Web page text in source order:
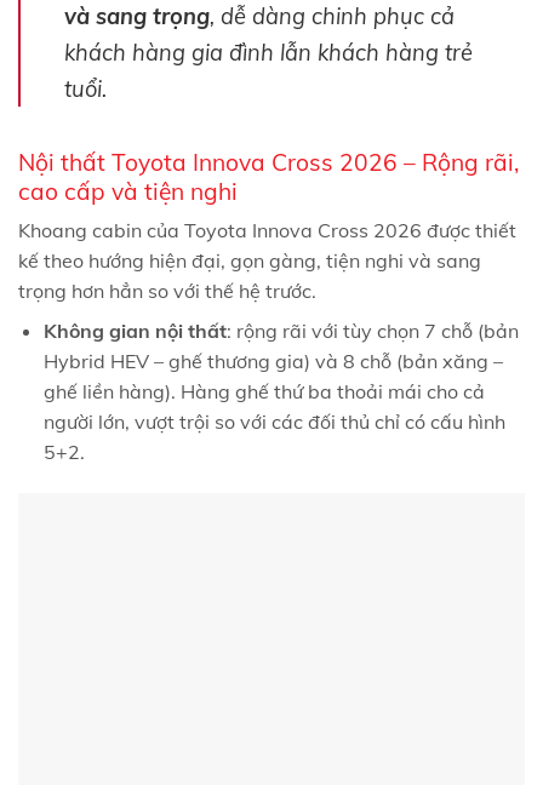
và sang trọng, dễ dàng chinh phục cả
khách hàng gia đình lẫn khách hàng trẻ
tuổi.
Nội thất Toyota Innova Cross 2026 – Rộng rãi,
cao cấp và tiện nghi
Khoang cabin của Toyota Innova Cross 2026 được thiết
kế theo hướng hiện đại, gọn gàng, tiện nghi và sang
trọng hơn hẳn so với thế hệ trước.
Không gian nội thất: rộng rãi với tùy chọn 7 chỗ (bản
Hybrid HEV – ghế thương gia) và 8 chỗ (bản xăng –
ghế liền hàng). Hàng ghế thứ ba thoải mái cho cả
người lớn, vượt trội so với các đối thủ chỉ có cấu hình
5+2.